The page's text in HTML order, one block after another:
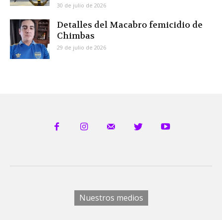
30 de julio de 2026
Detalles del Macabro femicidio de
Chimbas
29 de julio de 2026
Nuestros medios